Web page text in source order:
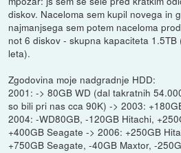
diskov. Naceloma sem kupil novega in
najmanjsega sem potem naceloma
not 6 diskov - skupna kapaciteta
leta).
Zgodovina moje nadgradnje HDD:
2001: -> 80GB WD (dal takratnih
so bili pri nas cca 90K) -> 2003:
2004: -WD80GB, -120GB Hitachi,
+400GB Seagate -> 2006: +250GB
+750GB Seagate, -40GB Maxtor, -